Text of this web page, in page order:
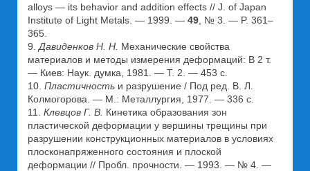
alloys — its behavior and addition effects // J. of Japan
Institute of Light Metals. — 1999. — 49 , № 3. — P. 361–
365.
9. Давиденков Н. Н. Механические свойства
материалов и методы измерения деформаций: В 2 т.
— Киев: Наук. думка, 1981. — Т. 2. — 453 с.
10. Пластичность и разрушение / Под ред. В. Л.
Колмогорова. — М.: Металлургия, 1977. — 336 с.
11. Клевцов Г. В. Кинетика образования зон
пластической деформации у вершины трещины при
разрушении конструкционных материалов в условиях
плосконапряженного состояния и плоской
деформации // Пробл. прочности. — 1993. — № 4. —